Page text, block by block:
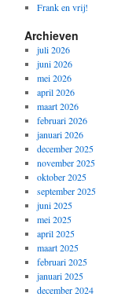
Frank en vrij!
Archieven
juli 2026
juni 2026
mei 2026
april 2026
maart 2026
februari 2026
januari 2026
december 2025
november 2025
oktober 2025
september 2025
juni 2025
mei 2025
april 2025
maart 2025
februari 2025
januari 2025
december 2024